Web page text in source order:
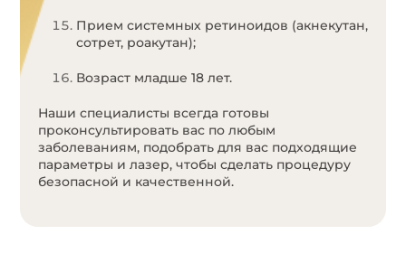
Прием системных ретиноидов (акнекутан,
сотрет, роакутан);
Возраст младше 18 лет.
Наши специалисты всегда готовы
проконсультировать вас по любым
заболеваниям, подобрать для вас подходящие
параметры и лазер, чтобы сделать процедуру
безопасной и качественной.